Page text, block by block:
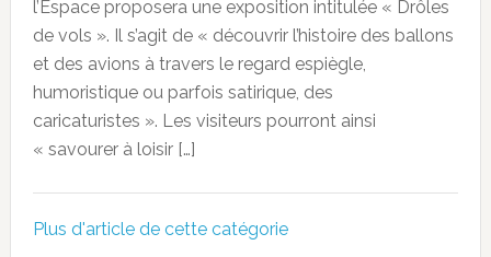
l’Espace proposera une exposition intitulée « Drôles
de vols ». Il s’agit de « découvrir l’histoire des ballons
et des avions à travers le regard espiègle,
humoristique ou parfois satirique, des
caricaturistes ». Les visiteurs pourront ainsi
« savourer à loisir […]
Plus d'article de cette catégorie